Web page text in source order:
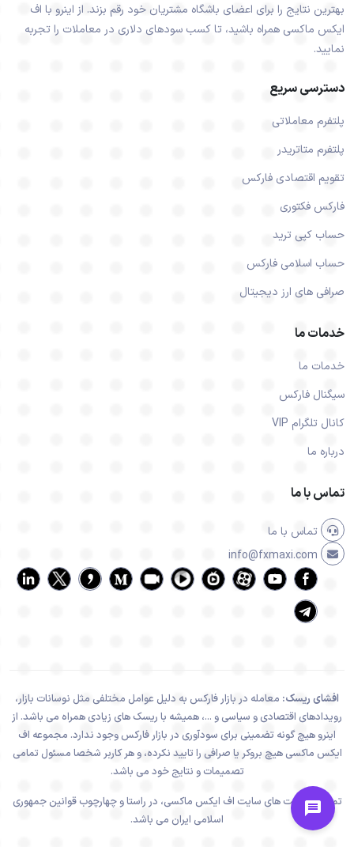
بهترین نتایج را برای اعضای باشگاه مشتریان خود رقم بزند. از اینرو با اف
ایکس ماکسی همراه باشید، تا کسب سودهای دلاری در معاملات را تجربه
نمایید.
دسترسی سریع
پلتفرم معاملاتی
پلتفرم متاتریدر
تقویم اقتصادی فارکس
فارکس فکتوری
حساب کپی ترید
حساب اسلامی فارکس
صرافی های ارز دیجیتال
خدمات ما
خدمات ما
سیگنال فارکس
کانال تلگرام VIP
درباره ما
تماس با ما
تماس با ما
افشای ریسک: معامله در بازار فارکس به دلیل عوامل مختلفی مثل نوسانات بازار،
رویدادهای اقتصادی و سیاسی و ...، همیشه با ریسک های زیادی همراه می باشد. از
اینرو هیچ گونه تضمینی برای سودآوری در بازار فارکس وجود ندارد. مجموعه اف
ایکس ماکسی هیچ بروکر یا صرافی را تایید نکرده، و هر کاربر شخصا مسئول تمامی
تصمیمات و نتایج خود می باشد.
تمامی فعالیت های سایت اف ایکس ماکسی، در راستا و چهارچوب قوانین جمهوری
اسلامی ایران می باشد.